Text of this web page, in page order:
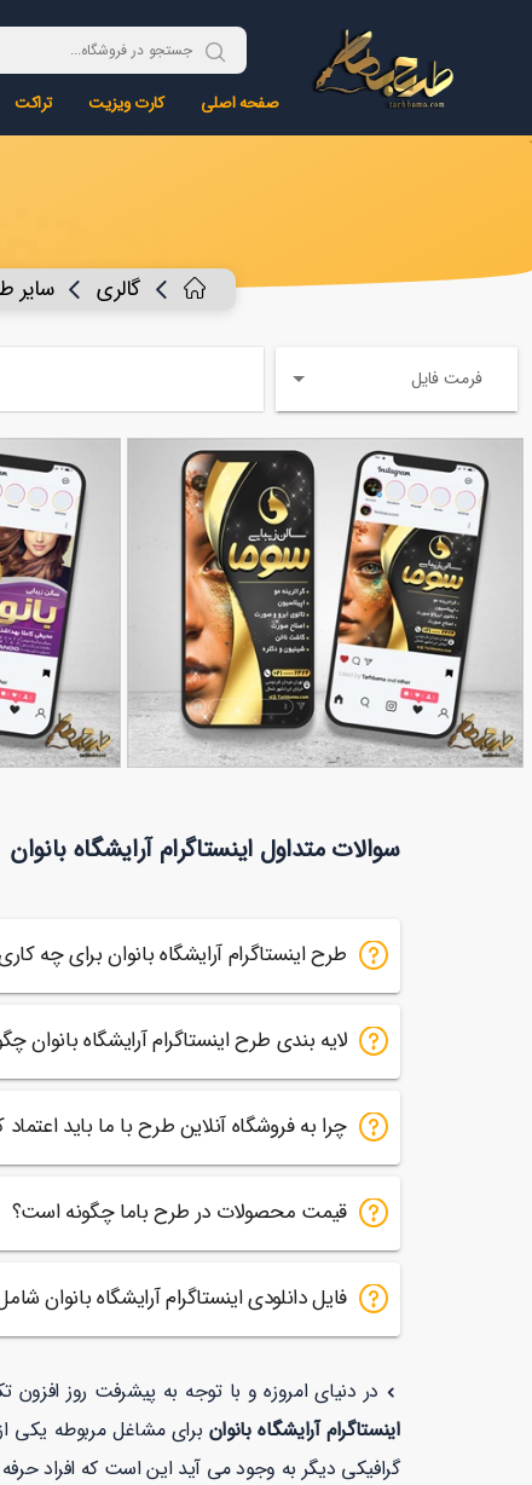
صفحه اصلی کارت ویزیت تراکت
گالری سایر
فرمت فایل
50
سوالات متداول اینستاگرام آرایشگاه بانوان
طرح اینستاگرام آرایشگاه بانوان برای چه
لایه بندی طرح اینستاگرام آرایشگاه بانوان
چرا به فروشگاه آنلاین طرح با ما باید اعتماد
قیمت محصولات در طرح باما چگونه است؟
فایل دانلودی اینستاگرام آرایشگاه بانوان
در دنیای امروزه و با توجه به پیشرفت روز
اینستاگرام آرایشگاه بانوان برای مشاغل مربوطه یکی
گرافیکی دیگر به وجود می آید این است که افراد